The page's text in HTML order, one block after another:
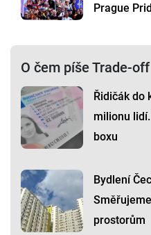
Prague
O čem píše Trade-off
Řidičák do
milionu
boxu
Bydlení
prostorům